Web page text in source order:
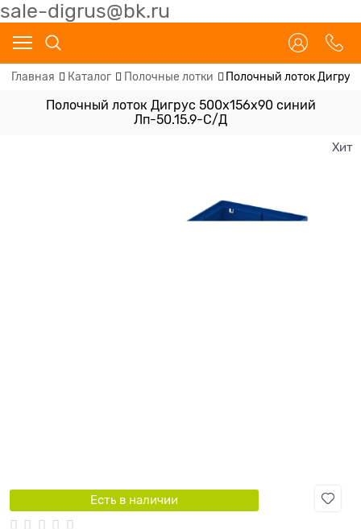
sale-digrus@bk.ru
Главная Каталог Полочные лотки Полочный лоток
Полочный лоток Дигрус 500х156х90 синий
Лп-50.15.9-С/Д
Хит
Есть в наличии